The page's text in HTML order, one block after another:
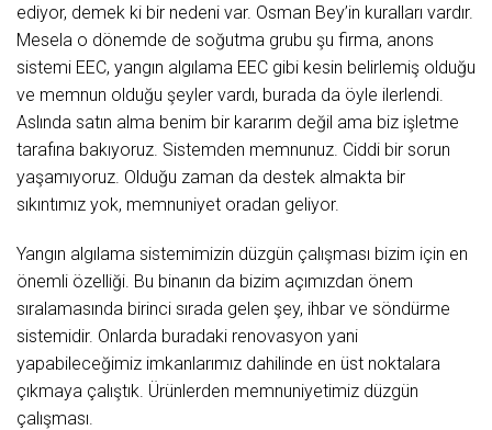
ediyor, demek ki bir nedeni var. Osman Bey’in kuralları vardır.
Mesela o dönemde de soğutma grubu şu firma, anons
sistemi EEC, yangın algılama EEC gibi kesin belirlemiş olduğu
ve memnun olduğu şeyler vardı, burada da öyle ilerlendi.
Aslında satın alma benim bir kararım değil ama biz işletme
tarafına bakıyoruz. Sistemden memnunuz. Ciddi bir sorun
yaşamıyoruz. Olduğu zaman da destek almakta bir
sıkıntımız yok, memnuniyet oradan geliyor.
Yangın algılama sistemimizin düzgün çalışması bizim için en
önemli özelliği. Bu binanın da bizim açımızdan önem
sıralamasında birinci sırada gelen şey, ihbar ve söndürme
sistemidir. Onlarda buradaki renovasyon yani
yapabileceğimiz imkanlarımız dahilinde en üst noktalara
çıkmaya çalıştık. Ürünlerden memnuniyetimiz düzgün
çalışması.